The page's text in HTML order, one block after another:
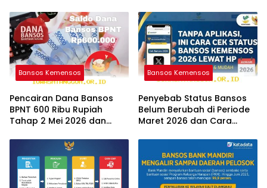
Bansos Kemensos
Pencairan Dana Bansos
BPNT 600 Ribu Rupiah
Tahap 2 Mei 2026 dan
Bansos Kemensos
Penyebab Status Bansos
Belum Berubah di Periode
Maret 2026 dan Cara